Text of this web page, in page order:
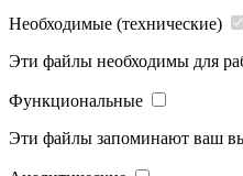
Необходимые (технические)
Эти файлы необходимы для
Функциональные
Эти файлы запоминают ваш